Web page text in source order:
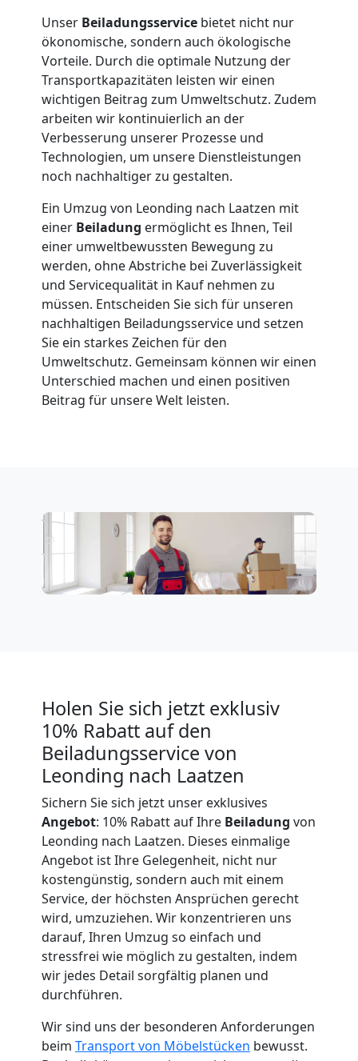
Unser Beiladungsservice bietet nicht nur
ökonomische, sondern auch ökologische
Vorteile. Durch die optimale Nutzung der
Transportkapazitäten leisten wir einen
wichtigen Beitrag zum Umweltschutz. Zudem
arbeiten wir kontinuierlich an der
Verbesserung unserer Prozesse und
Technologien, um unsere Dienstleistungen
noch nachhaltiger zu gestalten.
Ein Umzug von Leonding nach Laatzen mit
einer Beiladung ermöglicht es Ihnen, Teil
einer umweltbewussten Bewegung zu
werden, ohne Abstriche bei Zuverlässigkeit
und Servicequalität in Kauf nehmen zu
müssen. Entscheiden Sie sich für unseren
nachhaltigen Beiladungsservice und setzen
Sie ein starkes Zeichen für den
Umweltschutz. Gemeinsam können wir einen
Unterschied machen und einen positiven
Beitrag für unsere Welt leisten.
Holen Sie sich jetzt exklusiv
10% Rabatt auf den
Beiladungsservice von
Leonding nach Laatzen
Sichern Sie sich jetzt unser exklusives
Angebot: 10% Rabatt auf Ihre Beiladung von
Leonding nach Laatzen. Dieses einmalige
Angebot ist Ihre Gelegenheit, nicht nur
kostengünstig, sondern auch mit einem
Service, der höchsten Ansprüchen gerecht
wird, umzuziehen. Wir konzentrieren uns
darauf, Ihren Umzug so einfach und
stressfrei wie möglich zu gestalten, indem
wir jedes Detail sorgfältig planen und
durchführen.
Wir sind uns der besonderen Anforderungen
beim Transport von Möbelstücken bewusst.
Tresortransport
Leonding
Umzug
für
Senioren
Leonding
Fernumzug
Leonding
Büroumzug
Expressumzug
Leonding
Tragehilfe
Leonding
Kleiner
Umzug
Leonding
Küchenumzug